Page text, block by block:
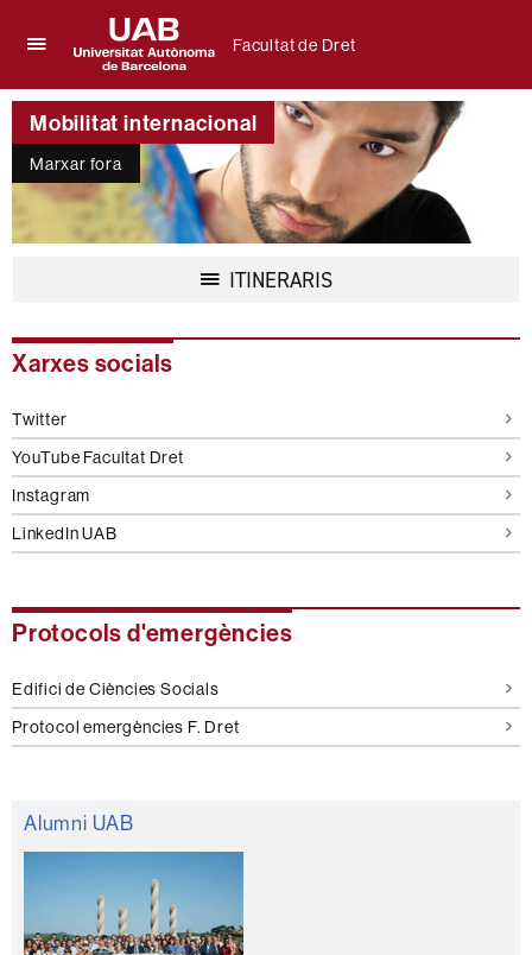
per
desplegar
el
menú
de
Facultat
Universitat
Autònoma
Barcelona
Facultat de Dret
Mobilitat internacional
Marxar fora
ITINERARISDesplegar
Informació
Xarxes socials
Twitter
YouTube Facultat Dret
Instagram
LinkedIn UAB
Protocols d'emergències
Edifici de Ciències Socials
Protocol emergències F. Dret
Alumni UAB